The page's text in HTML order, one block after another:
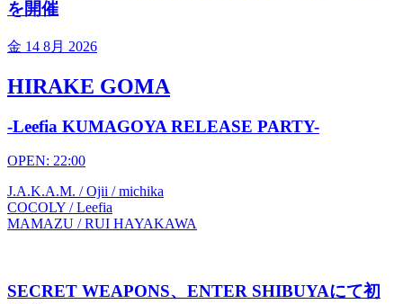
を開催
金 14 8月 2026
HIRAKE GOMA
-Leefia KUMAGOYA RELEASE PARTY-
OPEN: 22:00
J.A.K.A.M. / Ojii / michika
COCOLY / Leefia
MAMAZU / RUI HAYAKAWA
SECRET WEAPONS、ENTER SHIBUYAにて初